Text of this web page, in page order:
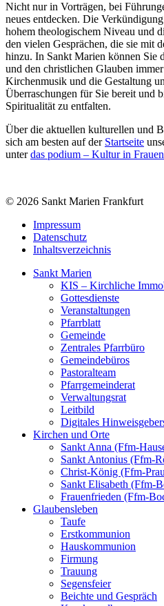
Nicht nur in Vorträgen, bei
neues entdecken. Die
hohem theologischem Niveau und
den vielen Gesprächen, die sie mit
hinzu. In Sankt Marien können Sie
und den christlichen Glauben
Kirchenmusik und die Gestaltung
Überraschungen für Sie bereit und
Spiritualität zu entfalten.
Über die aktuellen kulturellen und
sich am besten auf der Startseite
unterdas podium – Kultur in
© 2026 Sankt Marien Frankfurt
Impressum
Datenschutz
Inhaltsverzeichnis
Sankt Marien
KIS – Kirchliche
Gottesdienste
Veranstaltungen
Pfarrblatt
Gemeinde
Zentrales Pfarrbüro
Gemeindebüros
Pastoralteam
Pfarrgemeinderat
Verwaltungsrat
Leitbild
Digitales
Kirchen und Orte
Sankt Anna (Ffm-
Sankt Antonius (Ffm-
Christ-König (Ffm-
Sankt Elisabeth (Ffm-
Frauenfrieden (Ffm-
Glaubensleben
Taufe
Erstkommunion
Hauskommunion
Firmung
Trauung
Segensfeier
Beichte und Gespräch